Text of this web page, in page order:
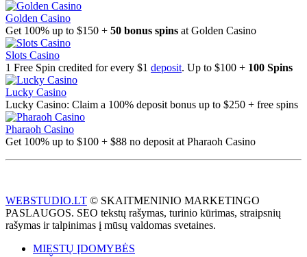
Golden Casino
Get 100% up to $150 + 50 bonus spins at Golden Casino
Slots Casino
1 Free Spin credited for every $1 deposit. Up to $100 + 100 Spins
Lucky Casino
Lucky Casino: Claim a 100% deposit bonus up to $250 + free spins
Pharaoh Casino
Get 100% up to $100 + $88 no deposit at Pharaoh Casino
WEBSTUDIO.LT © SKAITMENINIO MARKETINGO
PASLAUGOS. SEO tekstų rašymas, turinio kūrimas, straipsnių
rašymas ir talpinimas į mūsų valdomas svetaines.
MIESTŲ ĮDOMYBĖS